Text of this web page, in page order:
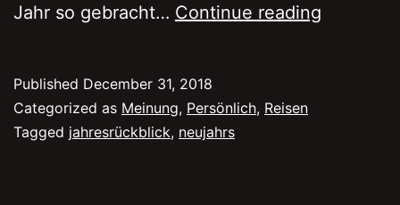
Jahr so gebracht… Continue reading
Published December 31, 2018
Categorized as Meinung, Persönlich, Reisen
Tagged jahresrückblick, neujahrs